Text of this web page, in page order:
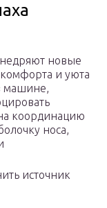
новые
и уюта
машине,
координацию
носа,
источник